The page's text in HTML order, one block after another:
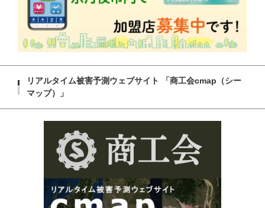
リアルタイム被害予測ウェブサイト 「商工会cmap（シー
マップ）」